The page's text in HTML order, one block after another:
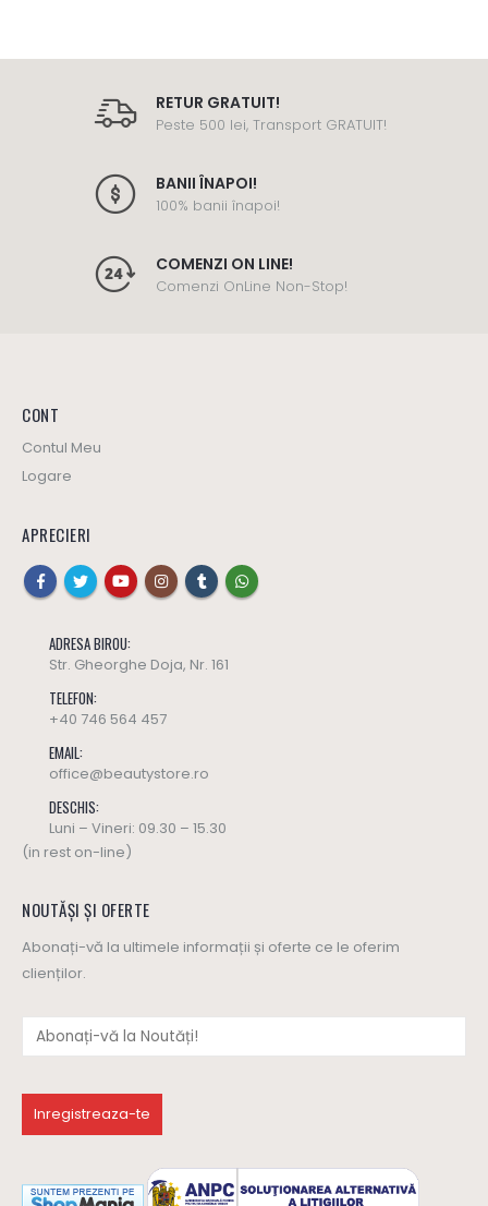
RETUR GRATUIT!
Peste 500 lei, Transport GRATUIT!
BANII ÎNAPOI!
100% banii înapoi!
COMENZI ON LINE!
Comenzi OnLine Non-Stop!
CONT
Contul Meu
Logare
APRECIERI
ADRESA BIROU:
Str. Gheorghe Doja, Nr. 161
TELEFON:
+40 746 564 457
EMAIL:
office@beautystore.ro
DESCHIS:
Luni – Vineri: 09.30 – 15.30
(in rest on-line)
NOUTĂȘI ȘI OFERTE
Abonați-vă la ultimele informații și oferte ce le oferim
clienților.